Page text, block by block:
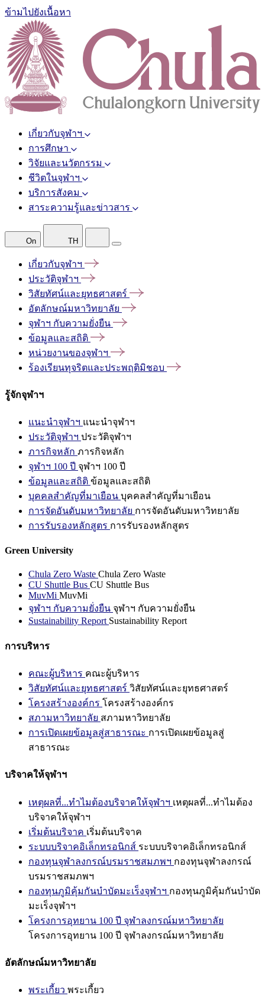
ข้ามไปยังเนื้อหา
เกี่ยวกับจุฬาฯ
การศึกษา
วิจัยและนวัตกรรม
ชีวิตในจุฬาฯ
บริการสังคม
สาระความรู้และข่าวสาร
On TH
เกี่ยวกับจุฬาฯ
ประวัติจุฬาฯ
วิสัยทัศน์และยุทธศาสตร์
อัตลักษณ์มหาวิทยาลัย
จุฬาฯ กับความยั่งยืน
ข้อมูลและสถิติ
หน่วยงานของจุฬาฯ
ร้องเรียนทุจริตและประพฤติมิชอบ
รู้จักจุฬาฯ
แนะนำจุฬาฯ แนะนำจุฬาฯ
ประวัติจุฬาฯ ประวัติจุฬาฯ
ภารกิจหลัก ภารกิจหลัก
จุฬาฯ 100 ปี จุฬาฯ 100 ปี
ข้อมูลและสถิติ ข้อมูลและสถิติ
บุคคลสำคัญที่มาเยือน บุคคลสำคัญที่มาเยือน
การจัดอันดับมหาวิทยาลัย การจัดอันดับมหาวิทยาลัย
การรับรองหลักสูตร การรับรองหลักสูตร
Green University
Chula Zero Waste Chula Zero Waste
CU Shuttle Bus CU Shuttle Bus
MuvMi MuvMi
จุฬาฯ กับความยั่งยืน จุฬาฯ กับความยั่งยืน
Sustainability Report Sustainability Report
การบริหาร
คณะผู้บริหาร คณะผู้บริหาร
วิสัยทัศน์และยุทธศาสตร์ วิสัยทัศน์และยุทธศาสตร์
โครงสร้างองค์กร โครงสร้างองค์กร
สภามหาวิทยาลัย สภามหาวิทยาลัย
การเปิดเผยข้อมูลสู่สาธารณะ การเปิดเผยข้อมูลสู่
สาธารณะ
บริจาคให้จุฬาฯ
เหตุผลที่...ทำไมต้องบริจาคให้จุฬาฯ เหตุผลที่...ทำไมต้อง
บริจาคให้จุฬาฯ
เริ่มต้นบริจาค เริ่มต้นบริจาค
ระบบบริจาคอิเล็กทรอนิกส์ ระบบบริจาคอิเล็กทรอนิกส์
กองทุนจุฬาลงกรณ์บรมราชสมภพฯ กองทุนจุฬาลงกรณ์
บรมราชสมภพฯ
กองทุนภูมิคุ้มกันบำบัดมะเร็งจุฬาฯ กองทุนภูมิคุ้มกันบำบัด
มะเร็งจุฬาฯ
โครงการอุทยาน 100 ปี จุฬาลงกรณ์มหาวิทยาลัย
โครงการอุทยาน 100 ปี จุฬาลงกรณ์มหาวิทยาลัย
อัตลักษณ์มหาวิทยาลัย
พระเกี้ยว พระเกี้ยว